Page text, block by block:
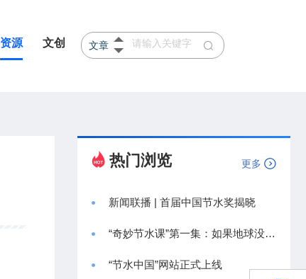
资源 文创
文章
热门浏览 更多
新闻联播 | 首届中国节水奖揭晓
“奇妙节水课”第一集：如果地球没有水
“节水中国”网站正式上线